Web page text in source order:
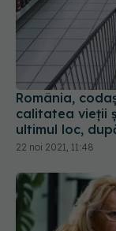
România,
calitatea vieții
ultimul loc,
22 noi 2021, 11:48